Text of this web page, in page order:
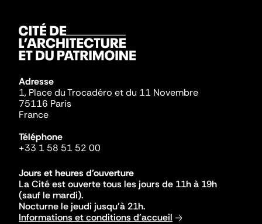
Adresse
1, Place du Trocadéro et du 11 Novembre
75116 Paris
France
Téléphone
+33 1 58 51 52 00
Jours et heures d'ouverture
La Cité est ouverte tous les jours de 11h à 19h
(sauf le mardi).
Nocturne le jeudi jusqu'à 21h.
Informations et conditions d'accueil